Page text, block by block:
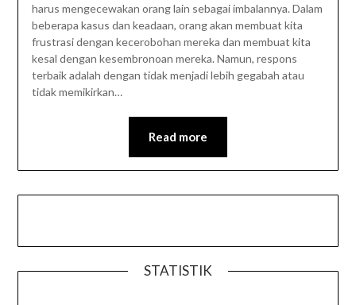
harus mengecewakan orang lain sebagai imbalannya. Dalam
beberapa kasus dan keadaan, orang akan membuat kita
frustrasi dengan kecerobohan mereka dan membuat kita
kesal dengan kesembronoan mereka. Namun, respons
terbaik adalah dengan tidak menjadi lebih gegabah atau
tidak memikirkan…
Read more
STATISTIK